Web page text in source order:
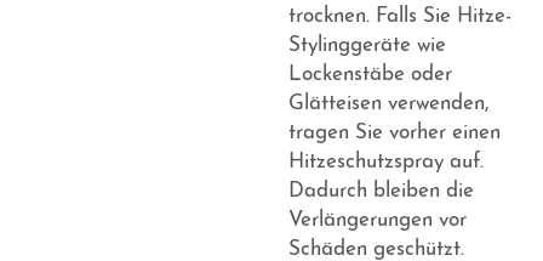
trocknen. Falls Sie Hitze-
Stylinggeräte wie
Lockenstäbe oder
Glätteisen verwenden,
tragen Sie vorher einen
Hitzeschutzspray auf.
Dadurch bleiben die
Verlängerungen vor
Schäden geschützt.